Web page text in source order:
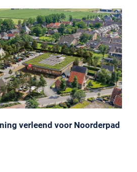
verleend voor Noorderpad